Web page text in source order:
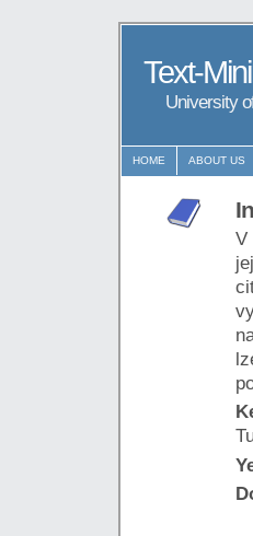
Text-
University
HOME ABOUT US
V